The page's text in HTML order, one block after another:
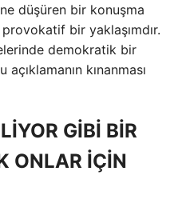
düşüren bir konuşma
bir yaklaşımdır.
demokratik bir
kınanması
GİBİ BİR
ONLAR İÇİN